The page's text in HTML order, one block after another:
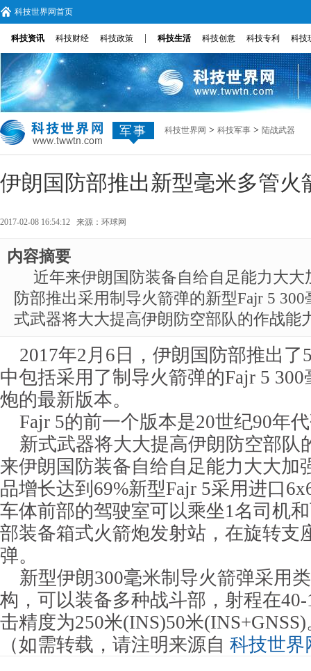
科技世界网首页
科技资讯 科技财经 科技政策 科技生活 科技创意 科技专利 科技
军事 科技世界网 > 科技军事 > 陆战武器
伊朗国防部推出新型毫米多管火
2017-02-08 16:54:12 来源： 环球网
内容摘要
近年来伊朗国防装备自给自足能力大
防部推出采用制导火箭弹的新型Fajr 5
式武器将大大提高伊朗防空部队的作战能
2017年2月6日，伊朗国防部推出了
中包括采用了制导火箭弹的Fajr 5
炮的最新版本。
Fajr 5的前一个版本是20世纪90年
新式武器将大大提高伊朗防空部队
来伊朗国防装备自给自足能力大大加
品增长达到69%新型Fajr 5采用进口
车体前部的驾驶室可以乘坐1名司机
部装备箱式火箭炮发射站，在旋转支
弹。
新型伊朗300毫米制导火箭弹采用
构，可以装备多种战斗部，射程在
击精度为250米(INS)50米(INS+GNSS)
（如需转载，请注明来源自 科技世界